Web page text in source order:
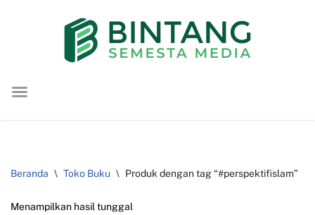
konten
Beranda \ Toko Buku \ Produk dengan tag “#perspektifislam”
Menampilkan hasil tunggal